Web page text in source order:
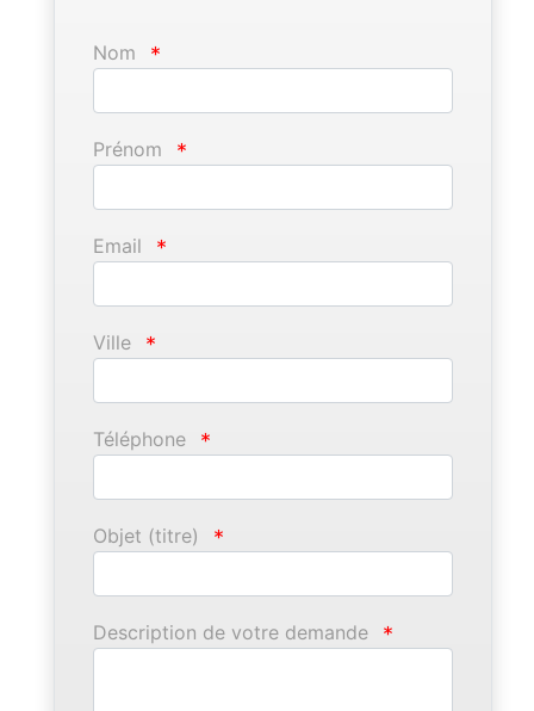
Nom *
Prénom *
Email *
Ville *
Téléphone *
Objet (titre) *
Description de votre demande *